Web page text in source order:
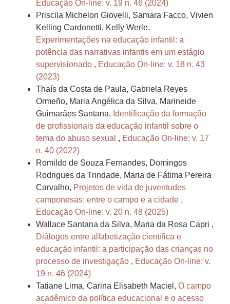
Educação On-line: v. 19 n. 46 (2024)
Priscila Michelon Giovelli, Samara Facco, Vivien
Kelling Cardonetti, Kelly Werle,
Experimentações na educação infantil: a
potência das narrativas infantis em um estágio
supervisionado , Educação On-line: v. 18 n. 43
(2023)
Thaís da Costa de Paula, Gabriela Reyes
Ormeño, Maria Angélica da Silva, Marineide
Guimarães Santana, Identificação da formação
de profissionais da educação infantil sobre o
tema do abuso sexual , Educação On-line: v. 17
n. 40 (2022)
Romildo de Souza Fernandes, Domingos
Rodrigues da Trindade, Maria de Fátima Pereira
Carvalho, Projetos de vida de juventudes
camponesas: entre o campo e a cidade ,
Educação On-line: v. 20 n. 48 (2025)
Wallace Santana da Silva, Maria da Rosa Capri ,
Diálogos entre alfabetização científica e
educação infantil: a participação das crianças no
processo de investigação , Educação On-line: v.
19 n. 46 (2024)
Tatiane Lima, Carina Elisabeth Maciel, O campo
acadêmico da política educacional e o acesso